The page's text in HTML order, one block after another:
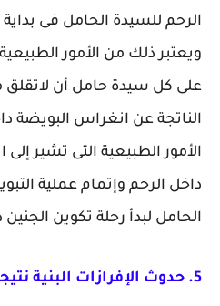
الرحم للسيدة الحامل فى
ويعتبر ذلك من الأمور
على كل سيدة حامل أن لاتقلق
الناتجة عن انغراس البويضة
الأمور الطبيعية التى تشير
داخل الرحم وإتمام عملية
الحامل لبدأ رحلة تكوين
5. حدوث الإفرازات البنية نتيجة لأمور طبيعية: